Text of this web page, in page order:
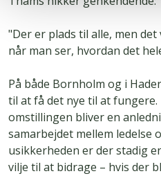
"Der er plads til alle, men
når man ser, hvordan det
På både Bornholm og i
til at få det nye til at
omstillingen bliver en
samarbejdet mellem ledelse
usikkerheden er der stadig
vilje til at bidrage – hvis der